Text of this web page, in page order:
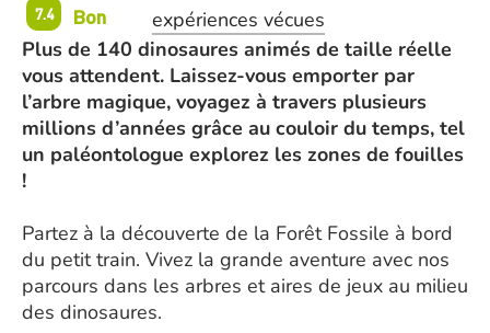
7.4 Bon
expériences vécues
Plus de 140 dinosaures animés de taille réelle
vous attendent. Laissez-vous emporter par
l’arbre magique, voyagez à travers plusieurs
millions d’années grâce au couloir du temps, tel
un paléontologue explorez les zones de fouilles
!
Partez à la découverte de la Forêt Fossile à bord
du petit train. Vivez la grande aventure avec nos
parcours dans les arbres et aires de jeux au milieu
des dinosaures.